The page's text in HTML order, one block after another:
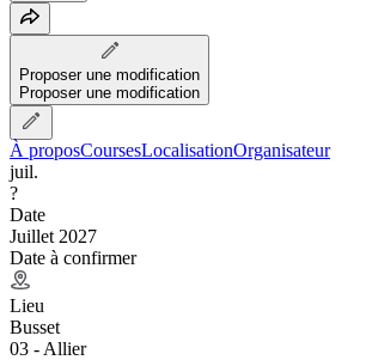
Proposer une modification
Proposer une modification
À proposCoursesLocalisationOrganisateur
juil.
?
Date
Juillet 2027
Date à confirmer
Lieu
Busset
03 - Allier